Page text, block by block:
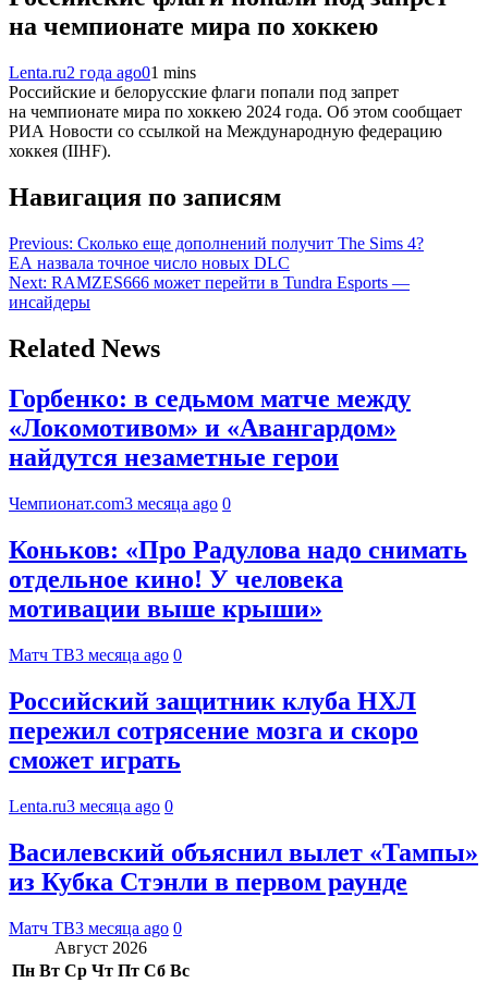
на чемпионате мира по хоккею
Lenta.ru2 года ago01 mins
Российские и белорусские флаги попали под запрет
на чемпионате мира по хоккею 2024 года. Об этом сообщает
РИА Новости со ссылкой на Международную федерацию
хоккея (IIHF).
Навигация по записям
Previous: Сколько еще дополнений получит The Sims 4?
EA назвала точное число новых DLC
Next: RAMZES666 может перейти в Tundra Esports —
инсайдеры
Related News
Горбенко: в седьмом матче между
«Локомотивом» и «Авангардом»
найдутся незаметные герои
Чемпионат.com3 месяца ago 0
Коньков: «Про Радулова надо снимать
отдельное кино! У человека
мотивации выше крыши»
Матч ТВ3 месяца ago 0
Российский защитник клуба НХЛ
пережил сотрясение мозга и скоро
сможет играть
Lenta.ru3 месяца ago 0
Василевский объяснил вылет «Тампы»
из Кубка Стэнли в первом раунде
Матч ТВ3 месяца ago 0
Август 2026
Пн Вт Ср Чт Пт Сб Вс